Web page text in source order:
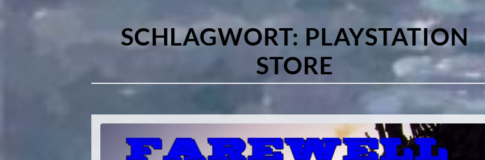
SCHLAGWORT: PLAYSTATION
STORE